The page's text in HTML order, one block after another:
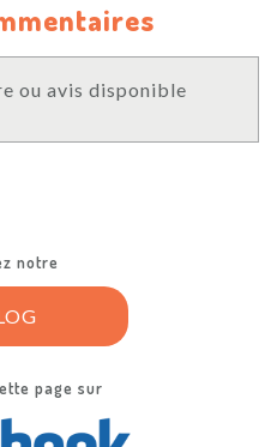
ou avis disponible
notre
page sur